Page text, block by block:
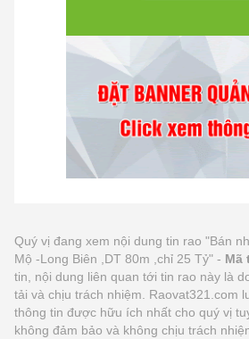
Quý vị đang xem nội dung tin rao "Bán
Mộ -Long Biên ,DT 80m ,chỉ 25 Tỷ" - Mã
tin, nội dung liên quan tới tin rao này là
tải và chịu trách nhiệm. Raovat321.com
thông tin được hữu ích nhất cho quý vị
không đảm bảo và không chịu trách